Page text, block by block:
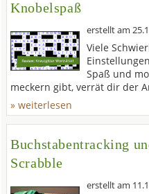
Knobelspaß
erstellt am
Viele
Spaß und
meckern gibt, verrät dir der
» weiterlesen
Buchstabentracking
Scrabble
erstellt am